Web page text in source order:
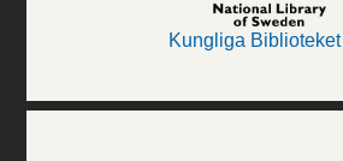
Kungliga Biblioteket